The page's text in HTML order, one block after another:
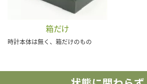
箱だけ
時計本体は無く、箱だけのもの